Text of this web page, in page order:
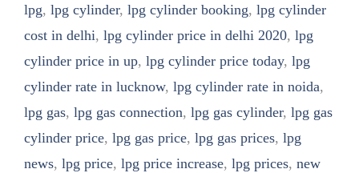
lpg, lpg cylinder, lpg cylinder booking, lpg cylinder
cost in delhi, lpg cylinder price in delhi 2020, lpg
cylinder price in up, lpg cylinder price today, lpg
cylinder rate in lucknow, lpg cylinder rate in noida,
lpg gas, lpg gas connection, lpg gas cylinder, lpg gas
cylinder price, lpg gas price, lpg gas prices, lpg
news, lpg price, lpg price increase, lpg prices, new